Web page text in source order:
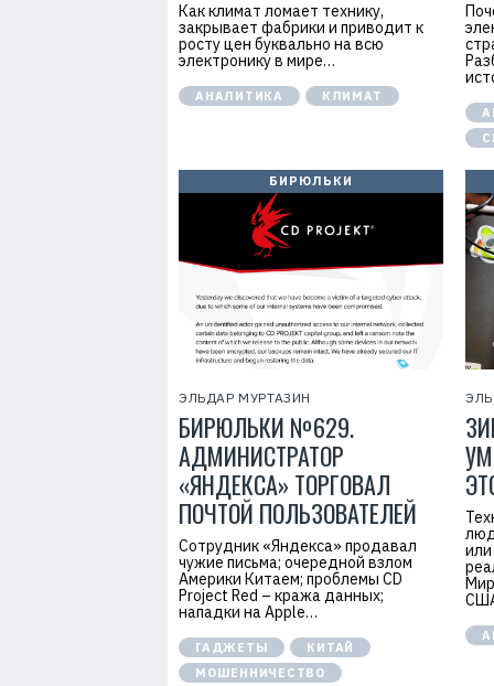
Как климат ломает технику,
закрывает фабрики и приводит к
росту цен буквально на всю
электронику в мире…
АНАЛИТИКА КЛИМАТ
БИРЮЛЬКИ
ЭЛЬДАР МУРТАЗИН
БИРЮЛЬКИ №629.
АДМИНИСТРАТОР
«ЯНДЕКСА» ТОРГОВАЛ
ПОЧТОЙ ПОЛЬЗОВАТЕЛЕЙ
Сотрудник «Яндекса» продавал
чужие письма; очередной взлом
Америки Китаем; проблемы CD
Project Red – кража данных;
нападки на Apple…
ГАДЖЕТЫ
КИТАЙ
МОШЕННИЧЕСТВО